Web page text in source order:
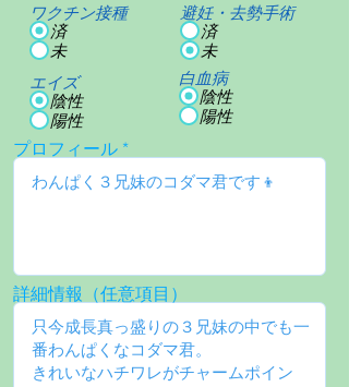
ワクチン接種
済
未
エイズ
陰性
陽性
避妊・去勢手術
済
未
白血病
陰性
陽性
プロフィール
詳細情報（任意項目）